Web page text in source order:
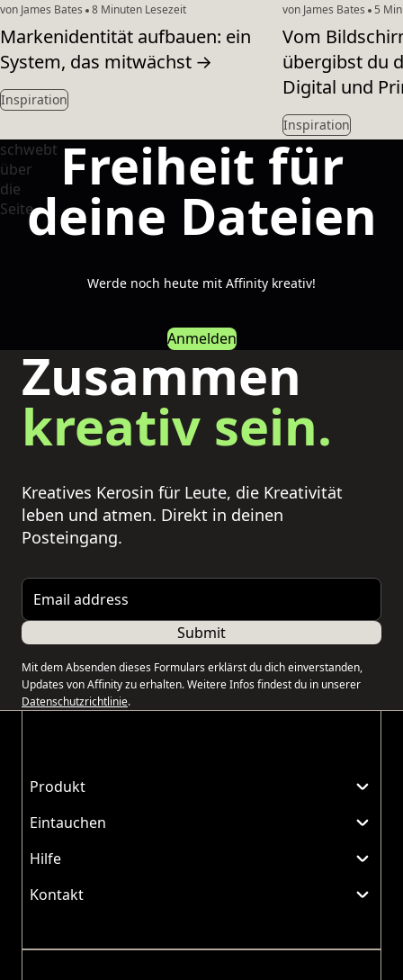
von James Bates 8 Minuten Lesezeit
Markenidentität aufbauen: ein
System, das mitwächst →
Inspiration
von James Bates 5
Vom
übergibst du
Digital und
Inspiration
Freiheit für
deine Dateien
Werde noch heute mit Affinity kreativ!
Anmelden
Zusammen
kreativ sein.
Kreatives Kerosin für Leute, die Kreativität
leben und atmen. Direkt in deinen
Posteingang.
Email address
Submit
Mit dem Absenden dieses Formulars erklärst du dich einverstanden,
Updates von Affinity zu erhalten. Weitere Infos findest du in unserer
Datenschutzrichtlinie.
Produkt
Eintauchen
Hilfe
Kontakt